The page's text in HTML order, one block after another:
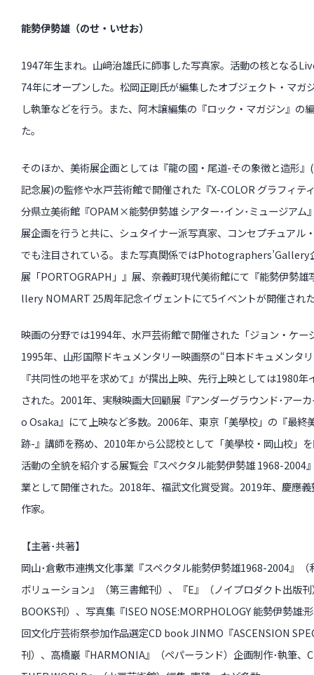
能勢伊勢雄（のせ・いせお）
1947年生まれ。山﨑治雄氏に師事した写真家。活動の核となる
74年にオープンした。松岡正剛氏が編集したオブジェクト・マガ
し執筆などを行う。また、阿木譲編集の『ロック・マガジン』の
た。
そのほか、美術展企画としては『龍の國・尾道-その象徴と造形
記念展)の監修や水戸芸術館で開催された『X-COLOR グラフィテ
分県立美術館『OPAM×能勢伊勢雄 シアター･イン･ミュージアム
展企画を行うと共に、シュタイナー派写真家、コンセプチュアル
でも注目されている。また写真関係ではPhotographers’Gallery
展「PORTOGRAPH」』展、奈義町現代美術館にて『能勢伊勢雄
llery NOMART 25周年記念イヴェントにて5イベントが開催され
映画の分野では1994年、水戸芸術館で開催された「ジョン・ケー
1995年、山形国際ドキュメンタリー映画祭の“日本ドキュメンタ
『共同性の地平を求めて』が撰出上映、先行上映としては1980
された。2001年、実験映画大回顧展『アンダーグラウンド･ア
o Osaka』にて上映など多数。2006年、東京「美學校」の『最終
跡-』講師を務め、2010年から公認校として「美學校・岡山校」
活動の全貌を紹介する展覧会『スペクタル能勢伊勢雄 1968-2004
業として開催された。2018年、福武文化賞受賞。2019年、慶應
作家。
【主著･共著】
岡山･倉敷市連携文化事業『スペクタル能勢伊勢雄1968-2004』
ボリューション』（第三書館刊）、『E』（ノイプロダクト出版
BOOKS刊）、写真集『ISEO NOSE:MORPHOLOGY 能勢伊勢雄:
回文化庁芸術祭参加作品選定CD book JINMO『ASCENSION
刊）、高橋巖『HARMONIA』（ペパーランド）企画制作･執筆